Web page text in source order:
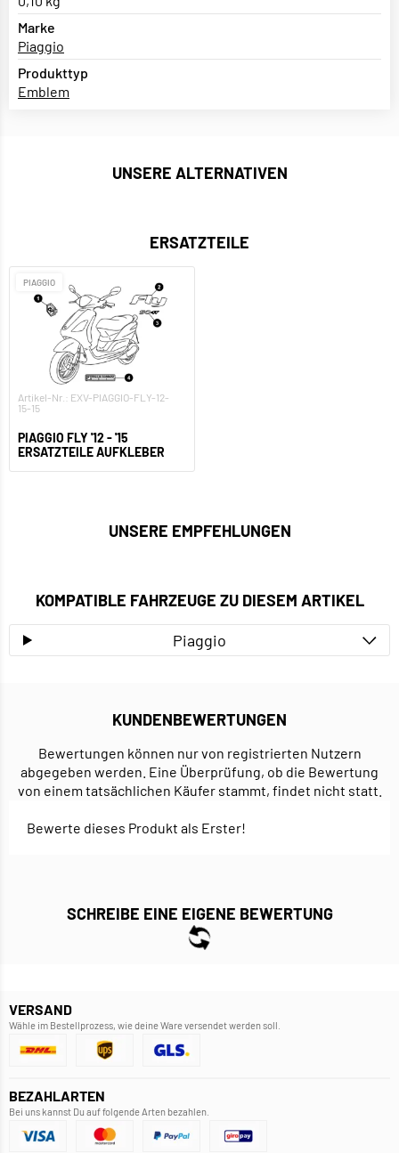
Marke
Piaggio
Produkttyp
Emblem
UNSERE ALTERNATIVEN
ERSATZTEILE
PIAGGIO
Artikel-Nr.: EXV-PIAGGIO-FLY-12-
15-15
PIAGGIO FLY '12 - '15
ERSATZTEILE AUFKLEBER
UNSERE EMPFEHLUNGEN
KOMPATIBLE FAHRZEUGE ZU DIESEM ARTIKEL
Piaggio
KUNDENBEWERTUNGEN
Bewertungen können nur von registrierten Nutzern
abgegeben werden. Eine Überprüfung, ob die Bewertung
von einem tatsächlichen Käufer stammt, findet nicht statt.
Bewerte dieses Produkt als Erster!
SCHREIBE EINE EIGENE BEWERTUNG
VERSAND
Wähle im Bestellprozess, wie deine Ware versendet werden soll.
BEZAHLARTEN
Bei uns kannst Du auf folgende Arten bezahlen.